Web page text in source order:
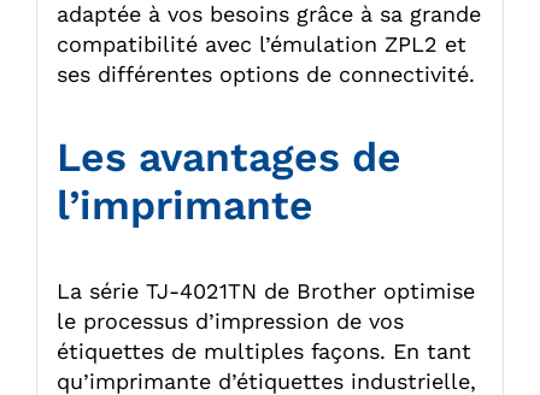
adaptée à vos besoins grâce à sa grande
compatibilité avec l’émulation ZPL2 et
ses différentes options de connectivité.
Les avantages de
l’imprimante
La série TJ-4021TN de Brother optimise
le processus d’impression de vos
étiquettes de multiples façons. En tant
qu’imprimante d’étiquettes industrielle,